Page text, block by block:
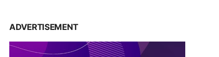
ADVERTISEMENT